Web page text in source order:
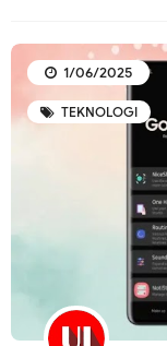
TEKNOLOGI
1/06/2025